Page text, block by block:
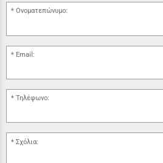
Ονοματεπώνυμο:
Email:
Τηλέφωνο:
Σχόλια: